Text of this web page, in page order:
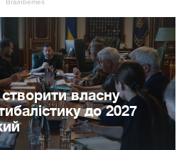
власну
до 2027